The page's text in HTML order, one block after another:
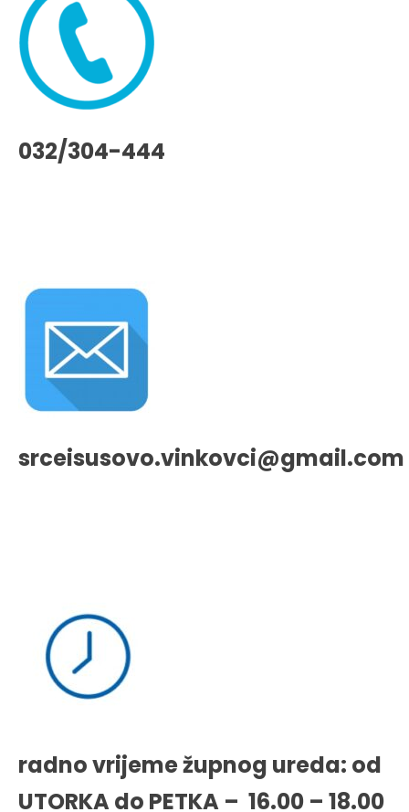
032/304-444
srceisusovo.vinkovci@gmail.com
radno vrijeme župnog ureda: od
UTORKA do PETKA – 16.00 – 18.00